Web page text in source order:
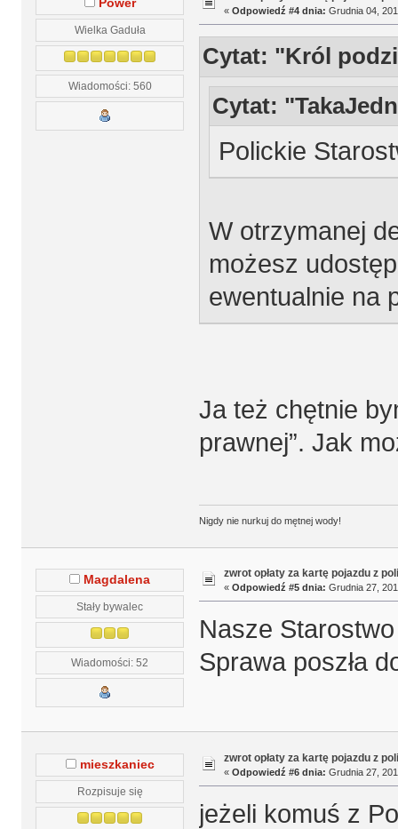
Power
Wielka Gaduła
Wiadomości: 560
« Odpowiedź #4 dnia: Grudnia 04,
Cytat: "Król
Cytat:
Polickie
W otrzymanej
możesz
ewentualnie na
Ja też chętnie
prawnej”. Jak
Nigdy nie nurkuj do mętnej wody!
Magdalena
Stały bywalec
Wiadomości: 52
zwrot opłaty za kartę pojazdu z
« Odpowiedź #5 dnia: Grudnia 27,
Nasze
Sprawa poszła
mieszkaniec
Rozpisuje się
zwrot opłaty za kartę pojazdu z
« Odpowiedź #6 dnia: Grudnia 27,
jeżeli komuś z